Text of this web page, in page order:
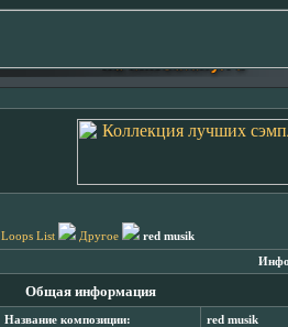
Loops List Другое red musik
Общая информация
Название композиции: red musik